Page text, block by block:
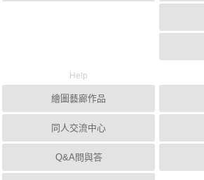
Help
繪圖藝廊作品
同人交流中心
Q&A問與答